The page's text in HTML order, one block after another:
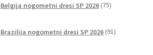
Belgija nogometni dresi SP 2026 75izdelkov
Brazilija nogometni dresi SP 2026 91izdelkov